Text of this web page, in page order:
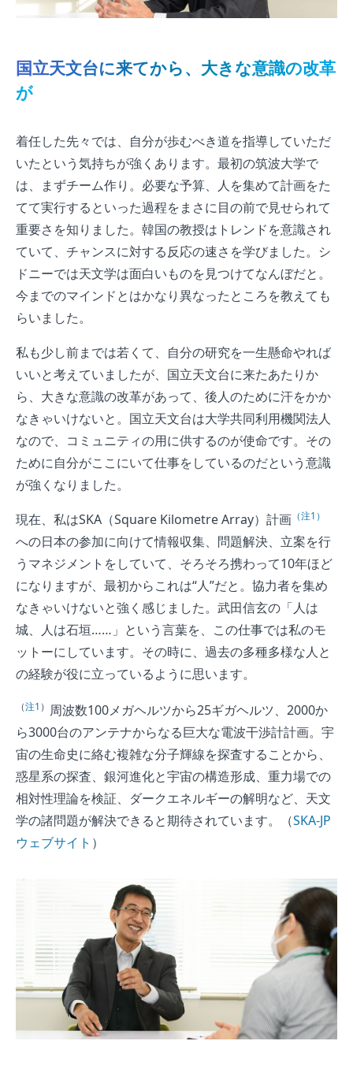
国立天文台に来てから、大きな意識の改革
が
着任した先々では、自分が歩むべき道を指導していただ
いたという気持ちが強くあります。最初の筑波大学で
は、まずチーム作り。必要な予算、人を集めて計画をた
てて実行するといった過程をまさに目の前で見せられて
重要さを知りました。韓国の教授はトレンドを意識され
ていて、チャンスに対する反応の速さを学びました。シ
ドニーでは天文学は面白いものを見つけてなんぼだと。
今までのマインドとはかなり異なったところを教えても
らいました。
私も少し前までは若くて、自分の研究を一生懸命やれば
いいと考えていましたが、国立天文台に来たあたりか
ら、大きな意識の改革があって、後人のために汗をかか
なきゃいけないと。国立天文台は大学共同利用機関法人
なので、コミュニティの用に供するのが使命です。その
ために自分がここにいて仕事をしているのだという意識
が強くなりました。
現在、私はSKA（Square Kilometre Array）計画 （注1）
への日本の参加に向けて情報収集、問題解決、立案を行
うマネジメントをしていて、そろそろ携わって10年ほど
になりますが、最初からこれは“人”だと。協力者を集め
なきゃいけないと強く感じました。武田信玄の「人は
城、人は石垣……」という言葉を、この仕事では私のモ
ットーにしています。その時に、過去の多種多様な人と
の経験が役に立っているように思います。
（注1 ） 周波数100メガヘルツから25ギガヘルツ、2000か
ら3000台のアンテナからなる巨大な電波干渉計計画。宇
宙の生命史に絡む複雑な分子輝線を探査することから、
惑星系の探査、銀河進化と宇宙の構造形成、重力場での
相対性理論を検証、ダークエネルギーの解明など、天文
学の諸問題が解決できると期待されています。（SKA-JP
ウェブサイト ）